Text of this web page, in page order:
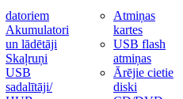
datoriem
Akumulatori
un lādētāji
Skaļruņi
USB
sadalītāji/
Atmiņas
kartes
USB flash
atmiņas
Ārējie cietie
diski